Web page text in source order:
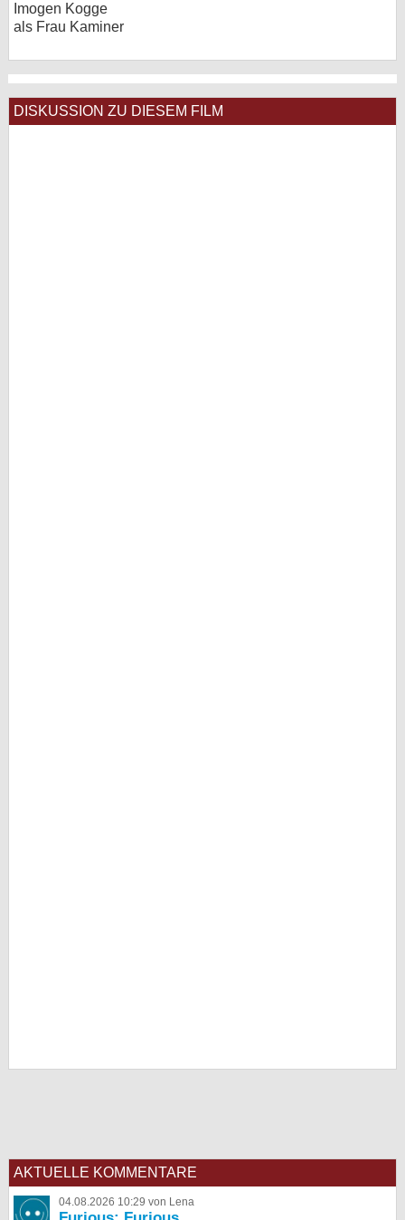
Imogen Kogge
als Frau Kaminer
DISKUSSION ZU DIESEM FILM
AKTUELLE KOMMENTARE
04.08.2026 10:29 von Lena